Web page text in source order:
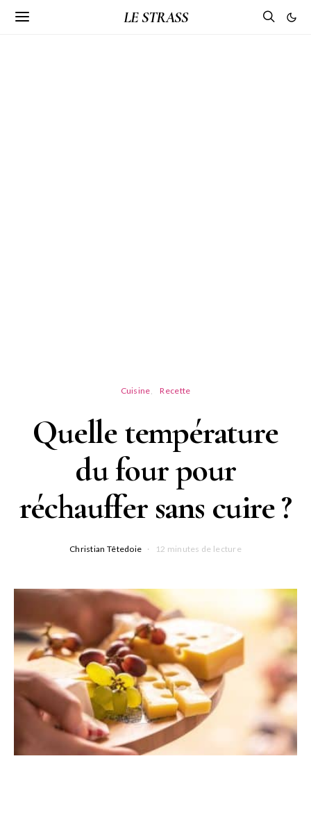
LE STRASS
Cuisine Recette
Quelle température
du four pour
réchauffer sans cuire ?
Christian Têtedoie 12 minutes de lecture